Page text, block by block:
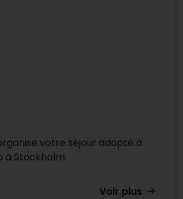
votre séjour adapté à
à Stockholm
Voir plus